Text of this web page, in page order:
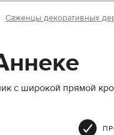
Саженцы декоративных
с широкой прямой